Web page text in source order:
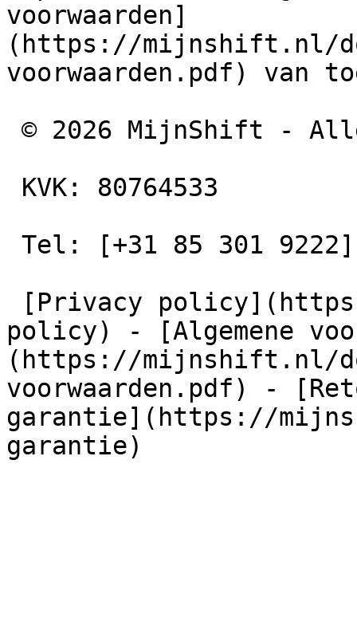
voorwaarden]
(https://mijnshift.nl/
voorwaarden.pdf) van
policy) - [Algemene
(https://mijnshift.nl/
voorwaarden.pdf) -
garantie](https://